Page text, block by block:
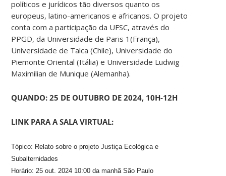
políticos e jurídicos tão diversos quanto os
europeus, latino-americanos e africanos. O projeto
conta com a participação da UFSC, através do
PPGD, da Universidade de Paris 1(França),
Universidade de Talca (Chile), Universidade do
Piemonte Oriental (Itália) e Universidade Ludwig
Maximilian de Munique (Alemanha).
QUANDO: 25 DE OUTUBRO DE 2024, 10H-12H
LINK PARA A SALA VIRTUAL:
Tópico: Relato sobre o projeto Justiça Ecológica e
Subalternidades
Horário: 25 out. 2024 10:00 da manhã São Paulo